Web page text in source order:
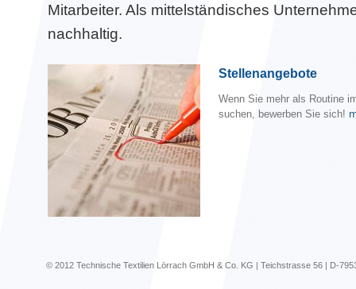
Mitarbeiter. Als mittelständisches
nachhaltig.
Stellenangebote
Wenn Sie mehr als Routine
suchen, bewerben Sie sich!
© 2012 Technische Textilien Lörrach GmbH & Co. KG | Teichstrasse 56 | D-